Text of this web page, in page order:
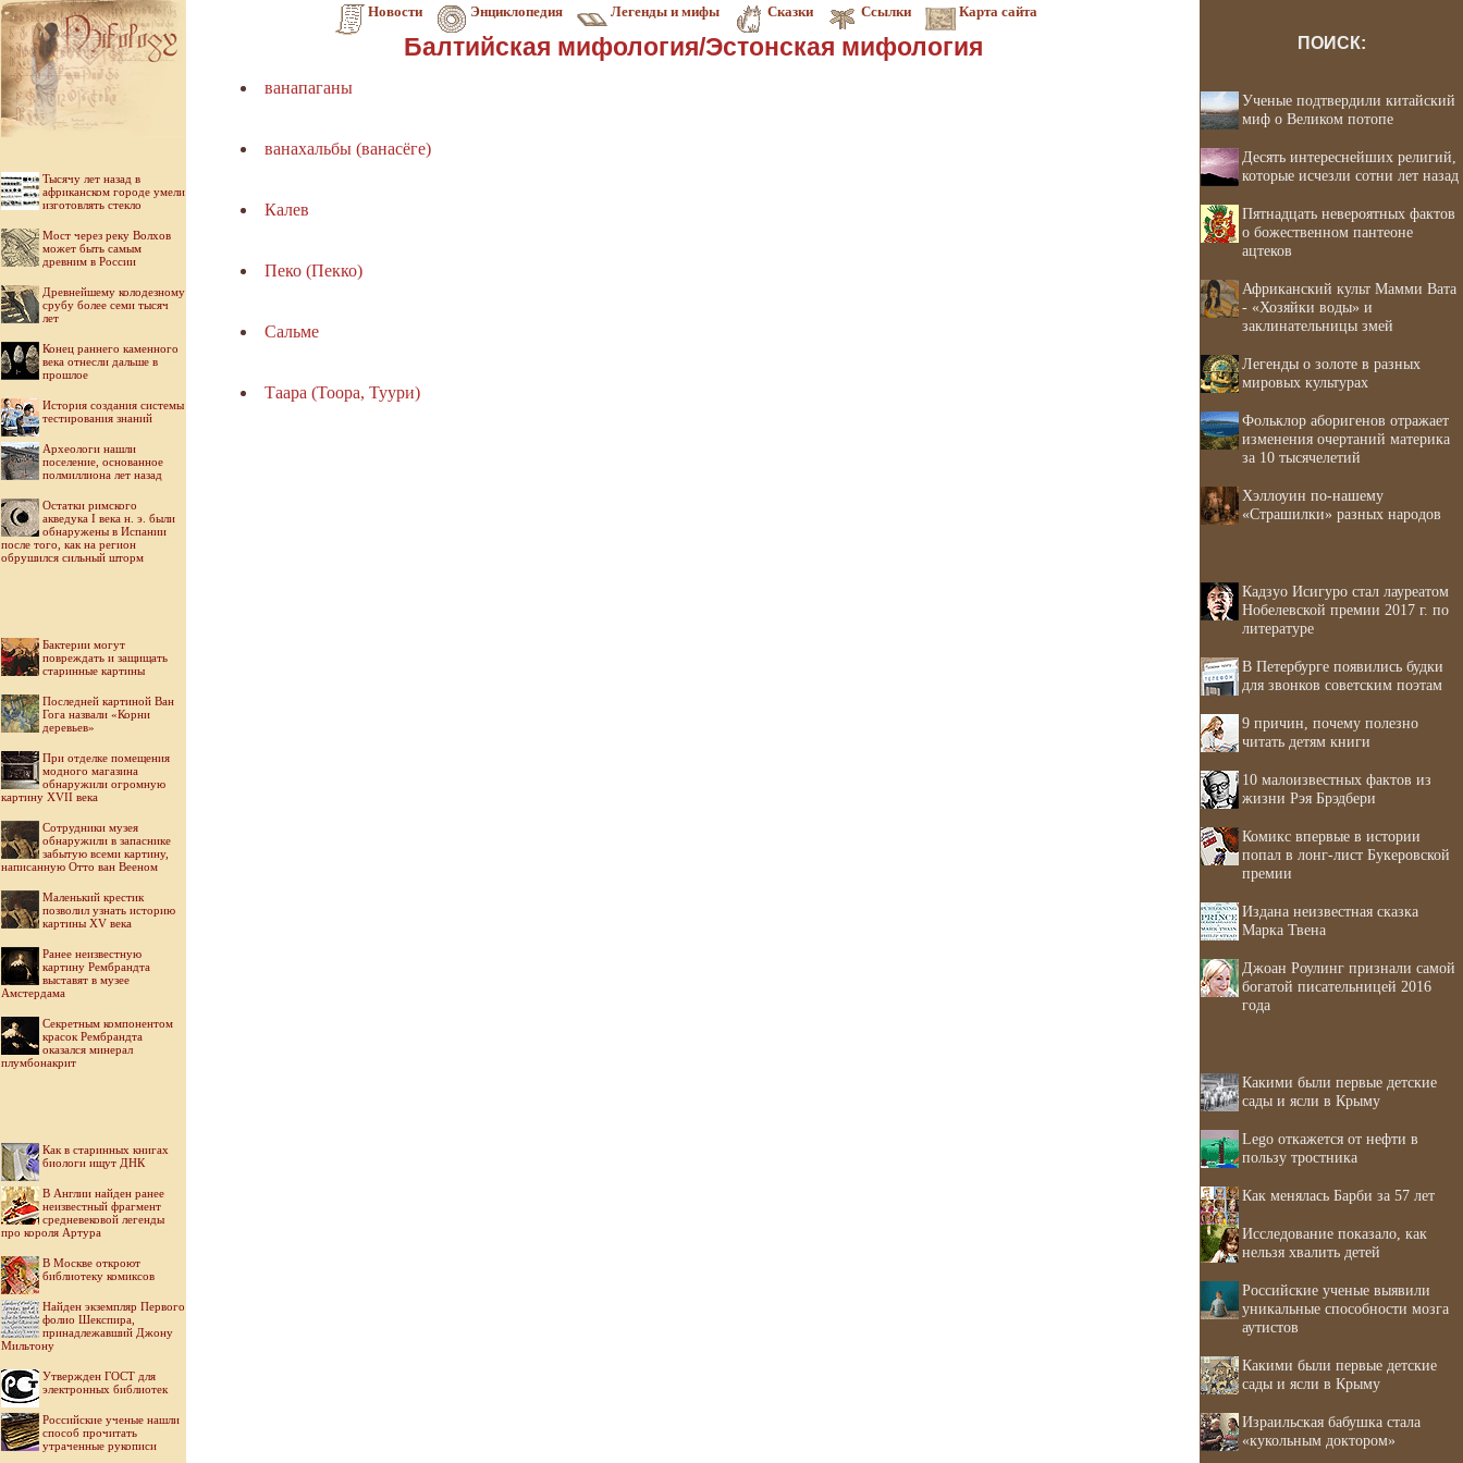
Новости Энциклопедия Легенды и мифы Сказки Ссылки Карта сайта
Тысячу лет назад в
африканском городе умели
изготовлять стекло
Мост через реку Волхов
может быть самым
древним в России
Древнейшему колодезному
срубу более семи тысяч
лет
Конец раннего каменного
века отнесли дальше в
прошлое
История создания системы
тестирования знаний
Археологи нашли
поселение, основанное
полмиллиона лет назад
Остатки римского
акведука I века н. э. были
обнаружены в Испании
после того, как на регион
обрушился сильный шторм
Бактерии могут
повреждать и защищать
старинные картины
Последней картиной Ван
Гога назвали «Корни
деревьев»
При отделке помещения
модного магазина
обнаружили огромную
картину XVII века
Cотрудники музея
обнаружили в запаснике
забытую всеми картину,
написанную Отто ван Вееном
Маленький крестик
позволил узнать историю
картины XV века
Ранее неизвестную
картину Рембрандта
выставят в музее
Амстердама
Секретным компонентом
красок Рембрандта
оказался минерал
плумбонакрит
Как в старинных книгах
биологи ищут ДНК
В Англии найден ранее
неизвестный фрагмент
средневековой легенды
про короля Артура
В Москве откроют
библиотеку комиксов
Найден экземпляр Первого
фолио Шекспира,
принадлежавший Джону
Мильтону
Утвержден ГОСТ для
электронных библиотек
Российские ученые нашли
способ прочитать
утраченные рукописи
Балтийская мифология/Эстонская мифология
ванапаганы
ванахальбы (ванасёге)
Калев
Пеко (Пекко)
Сальме
Таара (Тоора, Туури)
ПОИСК:
Ученые подтвердили китайский
миф о Великом потопе
Десять интереснейших религий,
которые исчезли сотни лет назад
Пятнадцать невероятных фактов
о божественном пантеоне
ацтеков
Африканский культ Мамми Вата
- «Хозяйки воды» и
заклинательницы змей
Легенды о золоте в разных
мировых культурах
Фольклор аборигенов отражает
изменения очертаний материка
за 10 тысячелетий
Хэллоуин по-нашему
«Страшилки» разных народов
Кадзуо Исигуро стал лауреатом
Нобелевской премии 2017 г. по
литературе
В Петербурге появились будки
для звонков советским поэтам
9 причин, почему полезно
читать детям книги
10 малоизвестных фактов из
жизни Рэя Брэдбери
Комикс впервые в истории
попал в лонг-лист Букеровской
премии
Издана неизвестная сказка
Марка Твена
Джоан Роулинг признали самой
богатой писательницей 2016
года
Какими были первые детские
сады и ясли в Крыму
Lego откажется от нефти в
пользу тростника
Как менялась Барби за 57 лет
Исследование показало, как
нельзя хвалить детей
Российские ученые выявили
уникальные способности мозга
аутистов
Какими были первые детские
сады и ясли в Крыму
Израильская бабушка стала
«кукольным доктором»